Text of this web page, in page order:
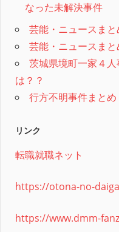
なった未解決事件
芸能・ニュースまと
芸能・ニュースまと
茨城県境町一家４
は？？
行方不明事件まとめ
リンク
転職就職ネット
https://otona-no-
https://www.dmm-